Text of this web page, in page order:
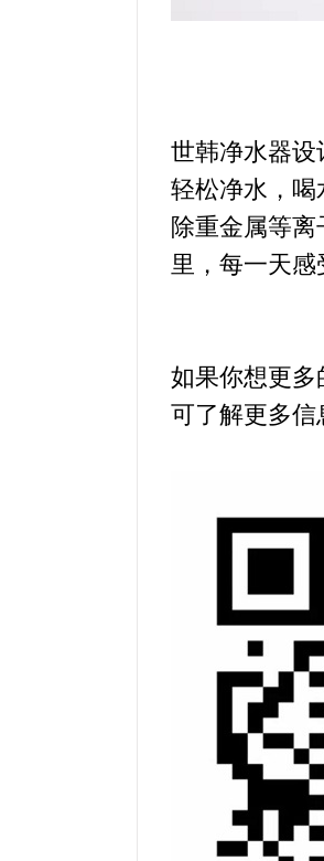
世韩净水器
轻松净水，
除重金属等
里，每一天
如果你想更多
可了解更多